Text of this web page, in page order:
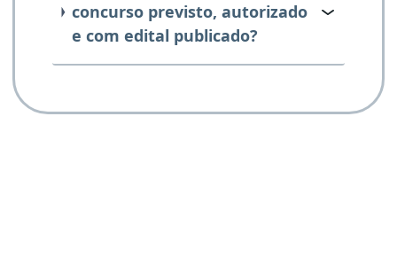
concurso previsto, autorizado
e com edital publicado?